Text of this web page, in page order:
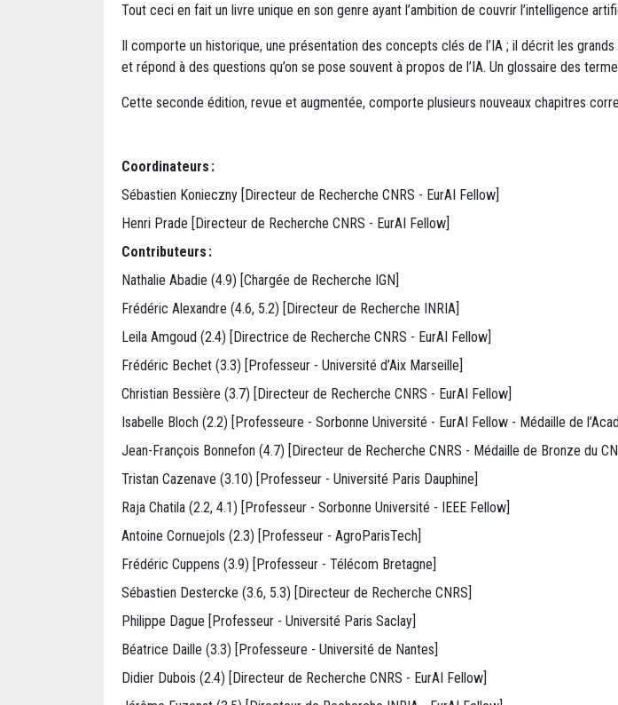
Tout ceci en fait un livre unique en son genre ayant l’ambition de couvrir l’intelligence
Il comporte un historique, une présentation des concepts clés de l’IA ; il décrit les
et répond à des questions qu’on se pose souvent à propos de l’IA. Un glossaire des
Cette seconde édition, revue et augmentée, comporte plusieurs nouveaux chapitres
Coordinateurs :
Sébastien Konieczny [Directeur de Recherche CNRS - EurAI Fellow]
Henri Prade [Directeur de Recherche CNRS - EurAI Fellow]
Contributeurs :
Nathalie Abadie (4.9) [Chargée de Recherche IGN]
Frédéric Alexandre (4.6, 5.2) [Directeur de Recherche INRIA]
Leila Amgoud (2.4) [Directrice de Recherche CNRS - EurAI Fellow]
Frédéric Bechet (3.3) [Professeur - Université d’Aix Marseille]
Christian Bessière (3.7) [Directeur de Recherche CNRS - EurAI Fellow]
Isabelle Bloch (2.2) [Professeure - Sorbonne Université - EurAI Fellow - Médaille de
Jean-François Bonnefon (4.7) [Directeur de Recherche CNRS - Médaille de Bronze du
Tristan Cazenave (3.10) [Professeur - Université Paris Dauphine]
Raja Chatila (2.2, 4.1) [Professeur - Sorbonne Université - IEEE Fellow]
Antoine Cornuejols (2.3) [Professeur - AgroParisTech]
Frédéric Cuppens (3.9) [Professeur - Télécom Bretagne]
Sébastien Destercke (3.6, 5.3) [Directeur de Recherche CNRS]
Philippe Dague [Professeur - Université Paris Saclay]
Béatrice Daille (3.3) [Professeure - Université de Nantes]
Didier Dubois (2.4) [Directeur de Recherche CNRS - EurAI Fellow]